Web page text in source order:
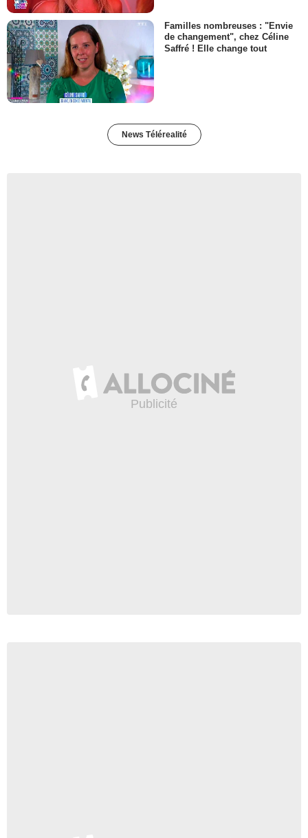
Familles nombreuses : "Envie
de changement", chez Céline
Saffré ! Elle change tout
News Télérealité